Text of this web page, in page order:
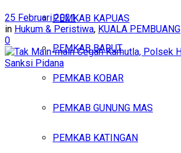
PEMKAB KAPUAS
PEMKAB BARUT
PEMKAB KOBAR
PEMKAB GUNUNG MAS
PEMKAB KATINGAN
25 Februari 2021
in Hukum & Peristiwa, KUALA PEMBUANG
0